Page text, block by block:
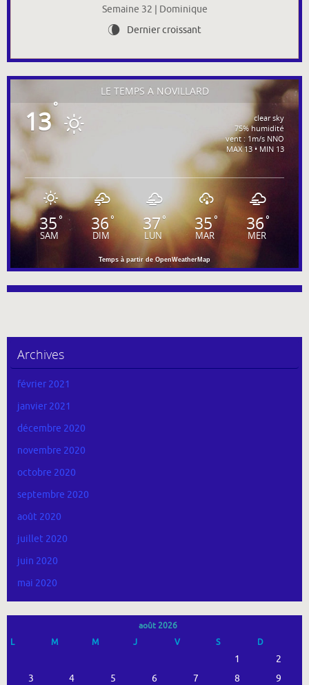
Semaine 32 | Dominique
V Dernier croissant
LE TEMPS À NOVILLARD
13°
clear sky
75% humidité
vent : 1m/s NNO
MAX 13 • MIN 13
35°
SAM
36°
DIM
37°
LUN
35°
MAR
36°
MER
Temps à partir de OpenWeatherMap
Archives
février 2021
janvier 2021
décembre 2020
novembre 2020
octobre 2020
septembre 2020
août 2020
juillet 2020
juin 2020
mai 2020
août 2026
L
M M J V S D
1
2
3
4 5 6 7 8 9